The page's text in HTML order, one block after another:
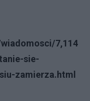
7,114
sie-
zamierza.html